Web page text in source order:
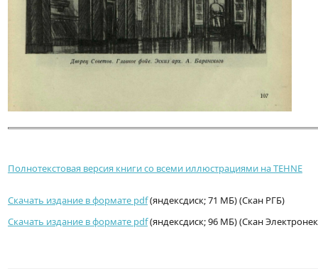
Полнотекстовая версия книги со всеми иллюстрациями на TEHNE
Скачать издание в формате pdf(яндексдиск; 71 МБ) (Скан РГБ)
Скачать издание в формате pdf(яндексдиск; 96 МБ) (Скан